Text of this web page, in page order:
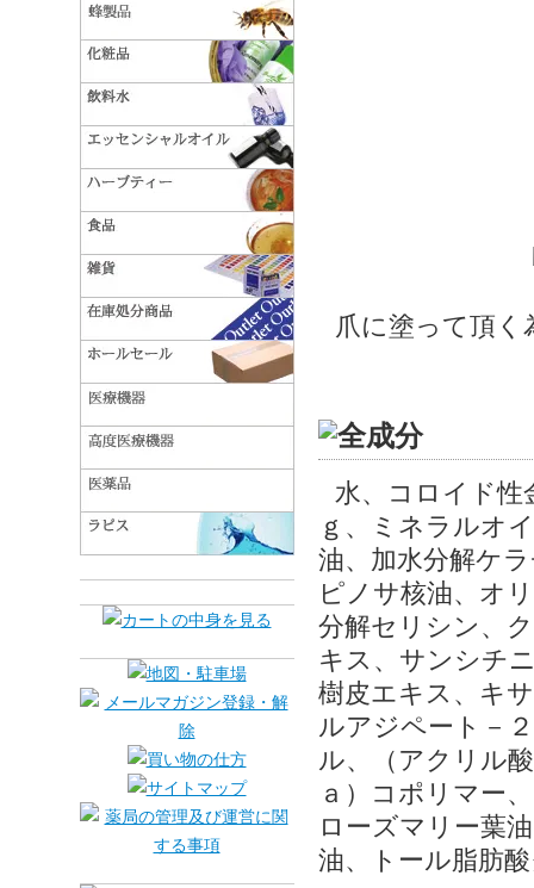
爪に塗って頂
水、コロイド性
ｇ、ミネラルオ
油、加水分解ケ
ピノサ核油、オ
分解セリシン、
キス、サンシチ
樹皮エキス、キ
ルアジペート－
ル、（アクリル
ａ）コポリマー
ローズマリー葉
油、トール脂肪